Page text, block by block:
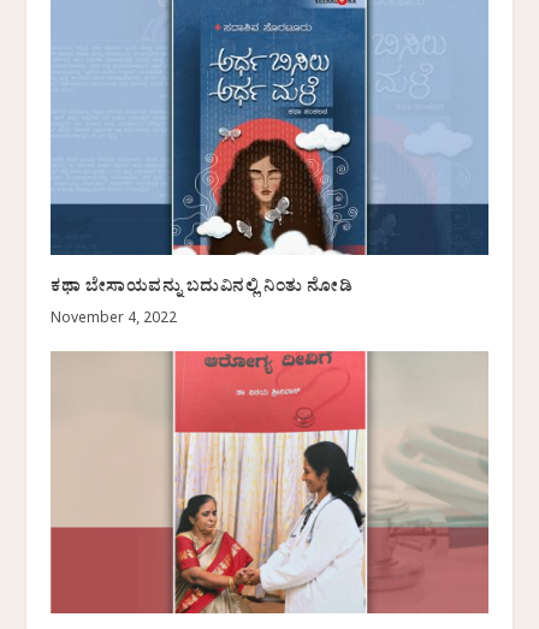
ಕಥಾ ಬೇಸಾಯವನ್ನು ಬದುವಿನಲ್ಲಿ ನಿಂತು ನೋಡಿ
November 4, 2022